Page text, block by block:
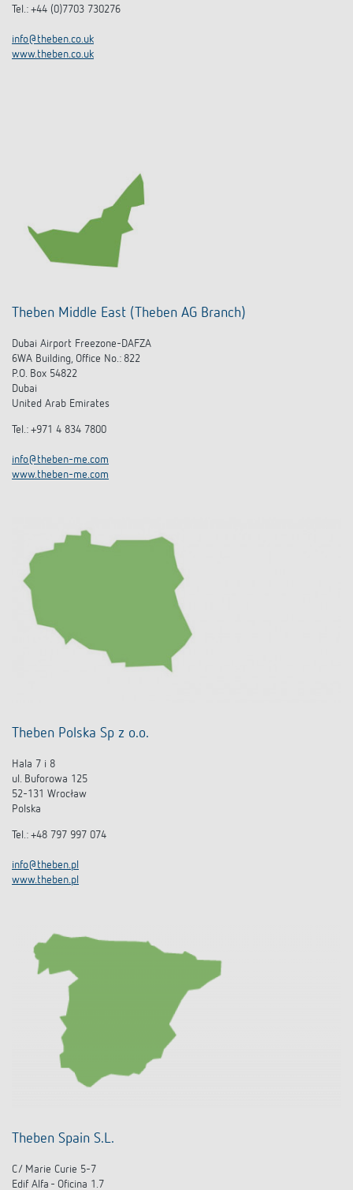
Tel.: +44 (0)7703 730276
info@theben.co.uk
www.theben.co.uk
Theben Middle East (Theben AG Branch)
Dubai Airport Freezone-DAFZA
6WA Building, Office No.: 822
P.O. Box 54822
Dubai
United Arab Emirates
Tel.: +971 4 834 7800
info@theben-me.com
www.theben-me.com
Theben Polska Sp z o.o.
Hala 7 i 8
ul. Buforowa 125
52-131 Wrocław
Polska
Tel.: +48 797 997 074
info@theben.pl
www.theben.pl
Theben Spain S.L.
C/ Marie Curie 5-7
Edif Alfa - Oficina 1.7